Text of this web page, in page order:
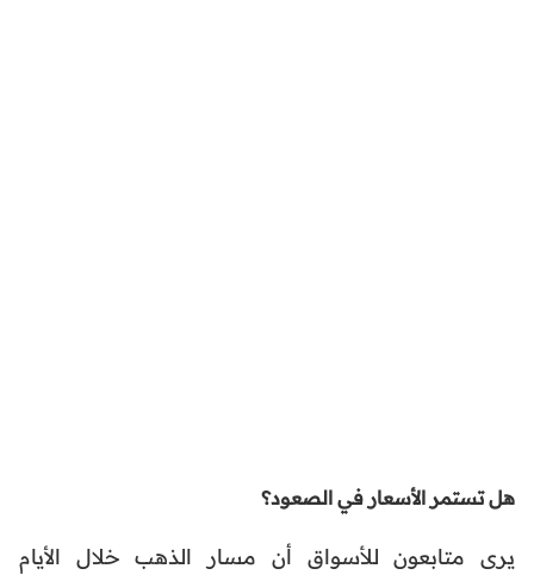
هل تستمر الأسعار في الصعود؟
يرى متابعون للأسواق أن مسار الذهب خلال الأيام